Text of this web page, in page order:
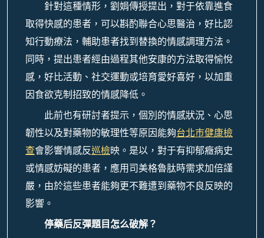
針對這種情形，劉娟傳授提出，對于依靠進食
取得快感的患者，可以斟酌聯合心思醫治，好比認
知行動療法，輔助患者找到替換的情感調理方法。
同時，提出患者經由過程其他安康的方法取得愉悅
感，好比活動、社交運動或培育愛好喜好，以加重
因食欲克制招致的情感降低。
此前也有研討者提示，個別的情感狀況、心思
韌性以及對藥物的敏理性等原因能夠台北巿健康檢
查會影響情感反巡檢映。是以，對于有抑郁癥病史
或情感妨礙的患者，應用司美格魯肽時需求加倍謹
嚴，由於這些患者能夠更不難遭到藥物不良反映的
影響。
停藥后反彈題目怎么破解？